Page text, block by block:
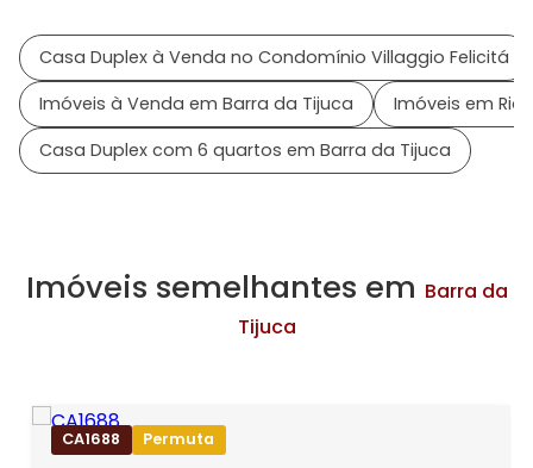
Casa Duplex à Venda no Condomínio Villaggio Felicitá
Imóveis à Venda em Barra da Tijuca
Imóveis em Rio
Casa Duplex com 6 quartos em Barra da Tijuca
Imóveis semelhantes em Barra da
Tijuca
CA1688 Permuta